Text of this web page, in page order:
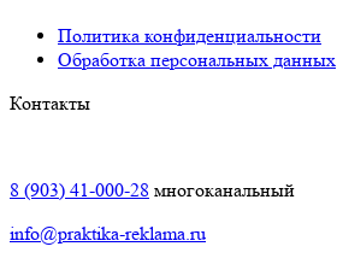
Политика конфиденциальности
Обработка персональных данных
Контакты
8 (903) 41-000-28 многоканальный
info@praktika-reklama.ru